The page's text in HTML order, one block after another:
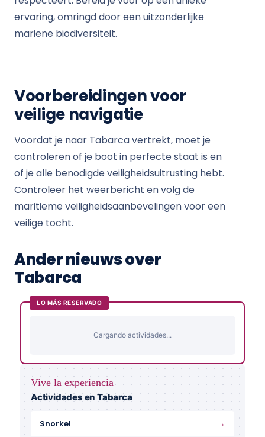
ervaring, omringd door een uitzonderlijke
mariene biodiversiteit.
Voorbereidingen voor
veilige navigatie
Voordat je naar Tabarca vertrekt, moet je
controleren of je boot in perfecte staat is en
of je alle benodigde veiligheidsuitrusting hebt.
Controleer het weerbericht en volg de
maritieme veiligheidsaanbevelingen voor een
veilige tocht.
Ander nieuws over
Tabarca
LO MÁS RESERVADO
Cargando actividades...
Vive la experiencia
Actividades en Tabarca
Snorkel →